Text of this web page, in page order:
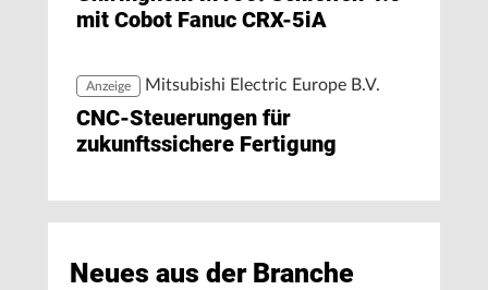
mit Cobot Fanuc CRX-5iA
Anzeige Mitsubishi Electric Europe B.V.
CNC-Steuerungen für
zukunftssichere Fertigung
Neues aus der Branche